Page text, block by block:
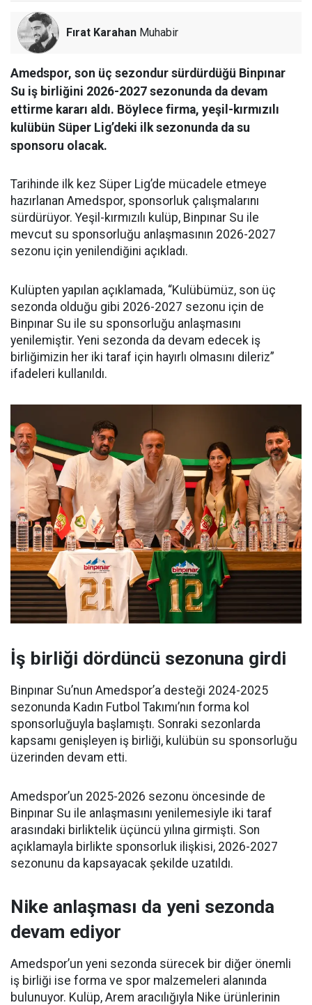
Fırat Karahan Muhabir
Amedspor, son üç sezondur sürdürdüğü Binpınar
Su iş birliğini 2026-2027 sezonunda da devam
ettirme kararı aldı. Böylece firma, yeşil-kırmızılı
kulübün Süper Lig’deki ilk sezonunda da su
sponsoru olacak.
Tarihinde ilk kez Süper Lig’de mücadele etmeye
hazırlanan Amedspor, sponsorluk çalışmalarını
sürdürüyor. Yeşil-kırmızılı kulüp, Binpınar Su ile
mevcut su sponsorluğu anlaşmasının 2026-2027
sezonu için yenilendiğini açıkladı.
Kulüpten yapılan açıklamada, “Kulübümüz, son üç
sezonda olduğu gibi 2026-2027 sezonu için de
Binpınar Su ile su sponsorluğu anlaşmasını
yenilemiştir. Yeni sezonda da devam edecek iş
birliğimizin her iki taraf için hayırlı olmasını dileriz”
ifadeleri kullanıldı.
İş birliği dördüncü sezonuna girdi
Binpınar Su’nun Amedspor’a desteği 2024-2025
sezonunda Kadın Futbol Takımı’nın forma kol
sponsorluğuyla başlamıştı. Sonraki sezonlarda
kapsamı genişleyen iş birliği, kulübün su sponsorluğu
üzerinden devam etti.
Amedspor’un 2025-2026 sezonu öncesinde de
Binpınar Su ile anlaşmasını yenilemesiyle iki taraf
arasındaki birliktelik üçüncü yılına girmişti. Son
açıklamayla birlikte sponsorluk ilişkisi, 2026-2027
sezonunu da kapsayacak şekilde uzatıldı.
Nike anlaşması da yeni sezonda
devam ediyor
Amedspor’un yeni sezonda sürecek bir diğer önemli
iş birliği ise forma ve spor malzemeleri alanında
bulunuyor. Kulüp, Arem aracılığıyla Nike ürünlerinin